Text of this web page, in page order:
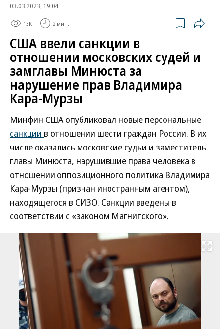
03.03.2023, 19:04
13K 2 мин.
США ввели санкции в
отношении московских судей и
замглавы Минюста за
нарушение прав Владимира
Кара-Мурзы
Минфин США опубликовал новые персональные
санкции в отношении шести граждан России. В их
числе оказались московские судьи и заместитель
главы Минюста, нарушившие права человека в
отношении оппозиционного политика Владимира
Кара-Мурзы (признан иностранным агентом),
находящегося в СИЗО. Санкции введены в
соответствии с «законом Магнитского».
Развернуть